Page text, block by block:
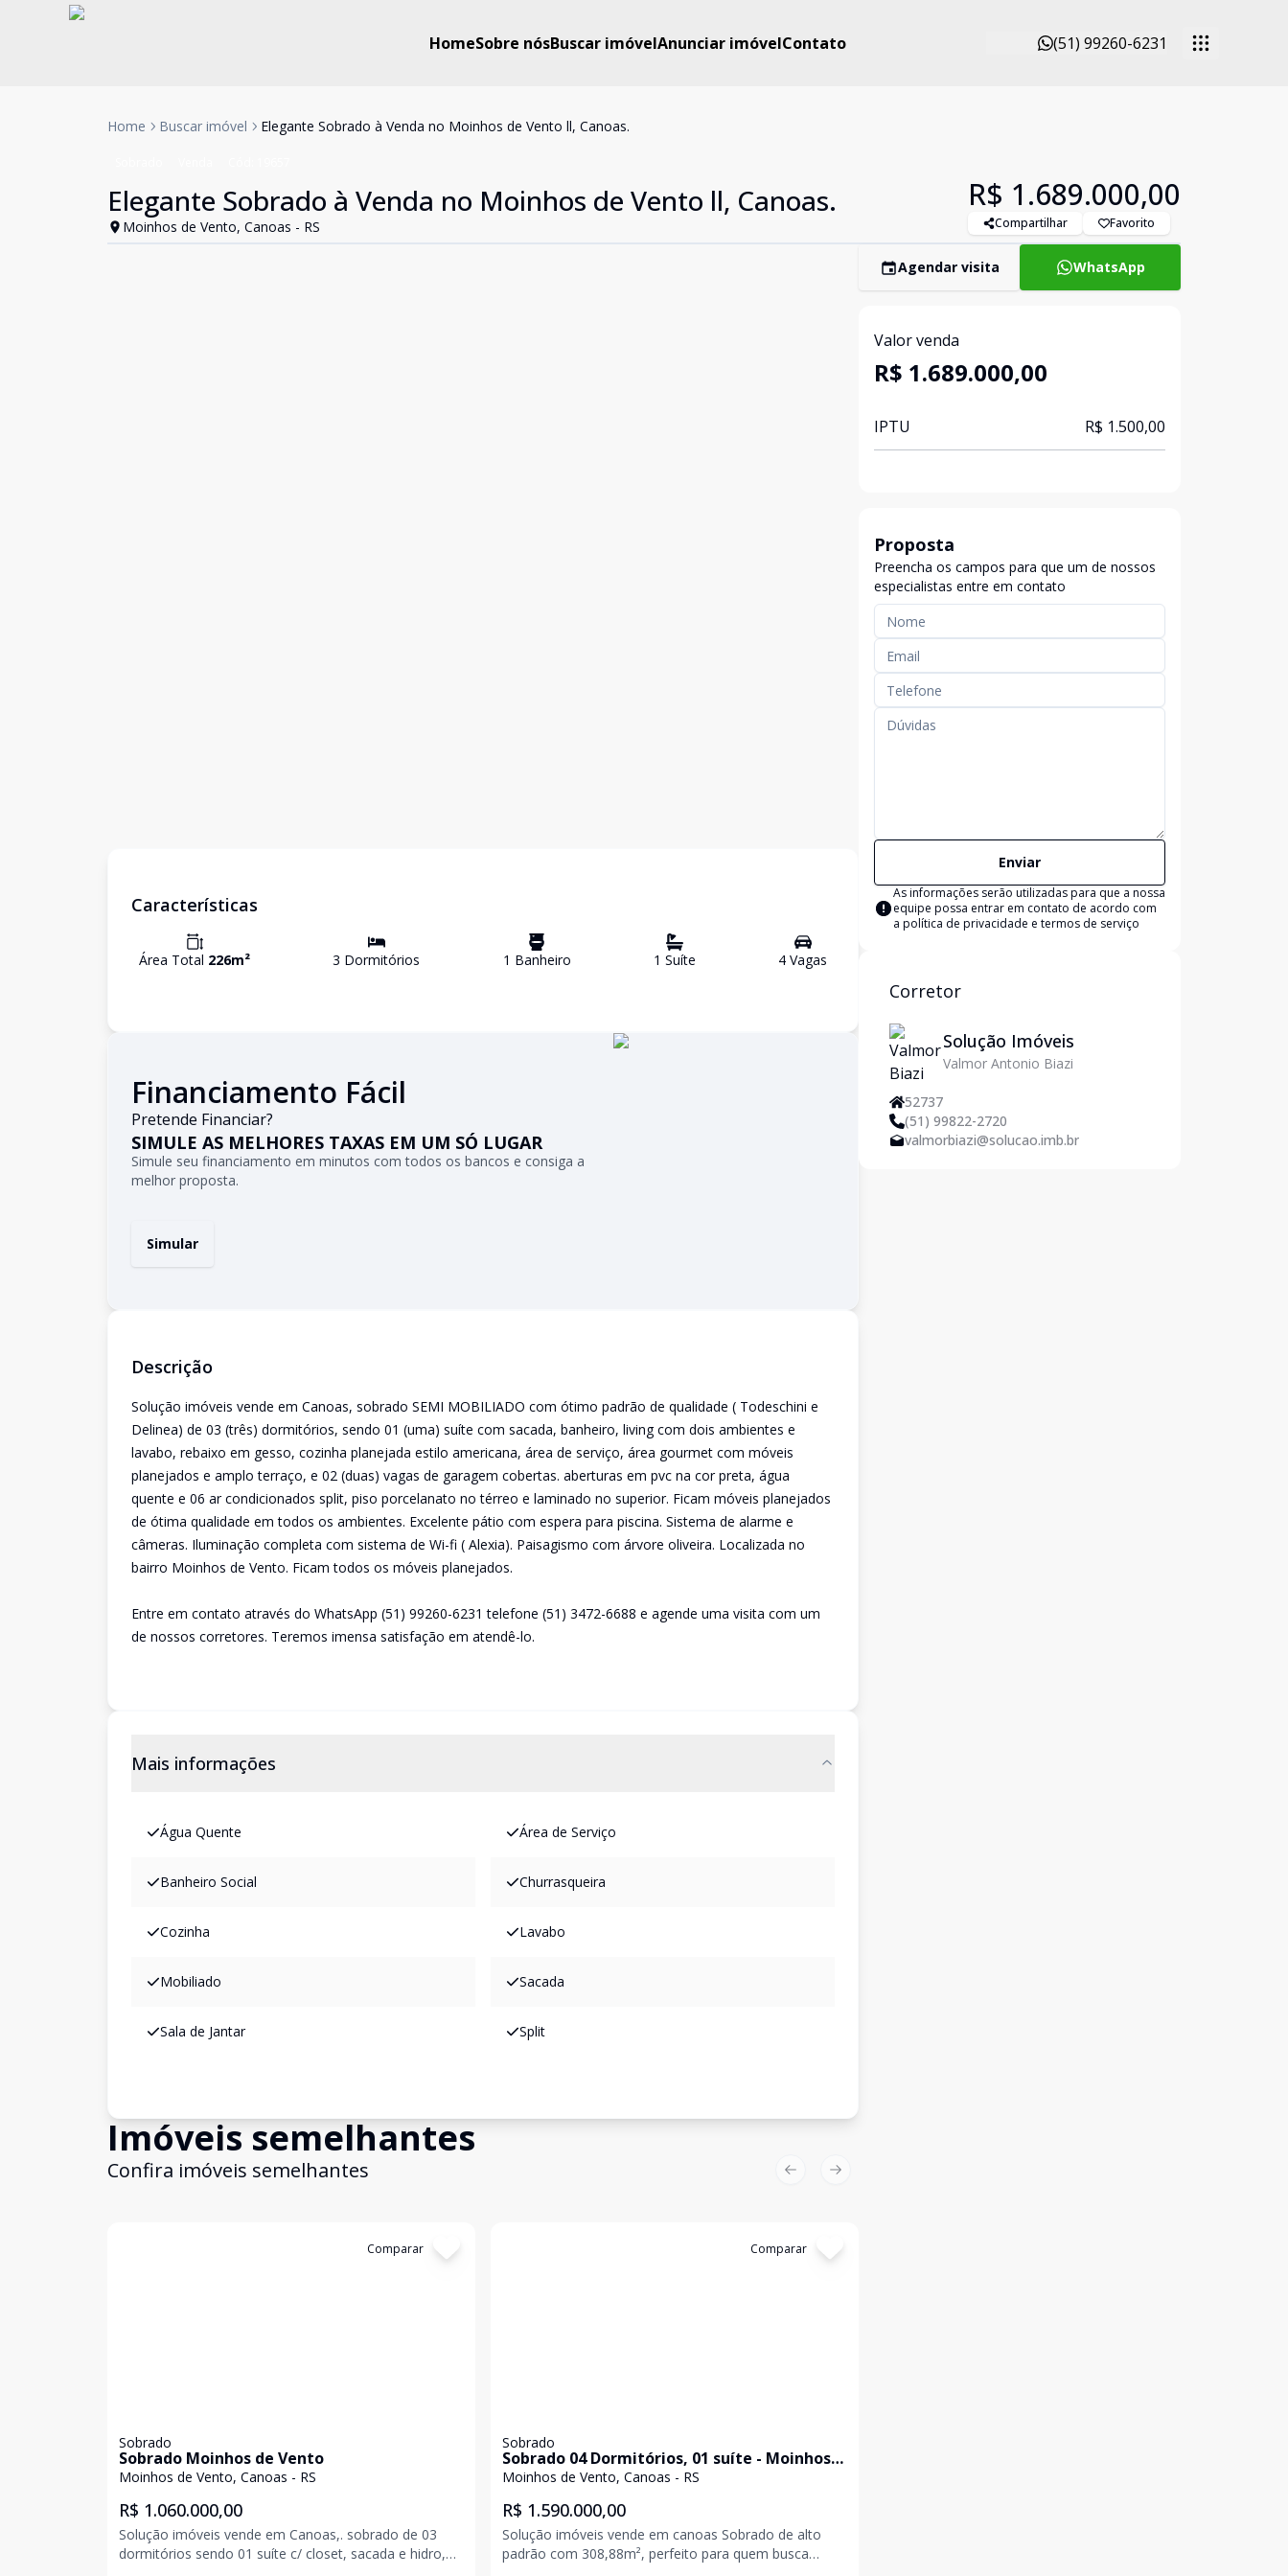
HomeSobre nósBuscar imóvelAnunciar imóvelContato (51) 99260-6231
Home Buscar imóvel Elegante Sobrado à Venda no Moinhos de Vento ll, Canoas.
Elegante Sobrado à Venda no Moinhos de Vento ll, Canoas.
Moinhos de Vento, Canoas - RS
R$ 1.689.000,00
Compartilhar Favorito
Características
Área Total 226m² 3 Dormitórios 1 Banheiro 1 Suíte 4 Vagas
Financiamento Fácil
Pretende Financiar?
SIMULE AS MELHORES TAXAS EM UM SÓ LUGAR
Simule seu financiamento em minutos com todos os bancos e consiga a
melhor proposta.
Simular
Descrição
Solução imóveis vende em Canoas, sobrado SEMI MOBILIADO com ótimo padrão de qualidade ( Todeschini e
Delinea) de 03 (três) dormitórios, sendo 01 (uma) suíte com sacada, banheiro, living com dois ambientes e
lavabo, rebaixo em gesso, cozinha planejada estilo americana, área de serviço, área gourmet com móveis
planejados e amplo terraço, e 02 (duas) vagas de garagem cobertas. aberturas em pvc na cor preta, água
quente e 06 ar condicionados split, piso porcelanato no térreo e laminado no superior. Ficam móveis planejados
de ótima qualidade em todos os ambientes. Excelente pátio com espera para piscina. Sistema de alarme e
câmeras. Iluminação completa com sistema de Wi-fi ( Alexia). Paisagismo com árvore oliveira. Localizada no
bairro Moinhos de Vento. Ficam todos os móveis planejados.
Entre em contato através do WhatsApp (51) 99260-6231 telefone (51) 3472-6688 e agende uma visita com um
de nossos corretores. Teremos imensa satisfação em atendê-lo.
Mais informações
Água Quente Área de Serviço
Banheiro Social Churrasqueira
Cozinha Lavabo
Mobiliado Sacada
Sala de Jantar Split
Imóveis semelhantes
Confira imóveis semelhantes
Comparar
Sobrado
Sobrado Moinhos de Vento
Moinhos de Vento, Canoas - RS
R$ 1.060.000,00
Solução imóveis vende em Canoas,. sobrado de 03
dormitórios sendo 01 suíte c/ closet, sacada e hidro,
Comparar
Sobrado
Sobrado 04 Dormitórios, 01 suíte - Moinhos
de Vento - Canoas/RS.
Moinhos de Vento, Canoas - RS
R$ 1.590.000,00
Solução imóveis vende em canoas Sobrado de alto
padrão com 308,88m², perfeito para quem busca
Previous slide
Next slide
Agendar visita WhatsApp
Valor venda
R$ 1.689.000,00
IPTU R$ 1.500,00
Proposta
Preencha os campos para que um de nossos
especialistas entre em contato
Enviar
As informações serão utilizadas para que a nossa
equipe possa entrar em contato de acordo com
a política de privacidade e termos de serviço
Corretor
Solução Imóveis
Valmor Antonio Biazi
52737
(51) 99822-2720
valmorbiazi@solucao.imb.br